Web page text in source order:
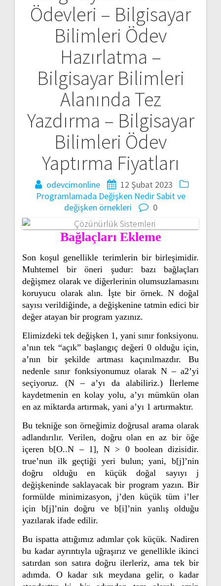
Ödevleri – Bilgisayar
Bilimleri Ödev
Hazırlatma –
Bilgisayar Bilimleri
Alanında Tez
Yazdırma – Bilgisayar
Bilimleri Ödev
Yaptırma Fiyatları
odevcimonline
12 Şubat 2023
Programlamada Değişken NedirSabit ve
değişken örnekleri
0
Bağlaçları Ekleme
Son koşul genellikle terimlerin bir birleşimidir.
Muhtemel bir öneri şudur: bazı bağlaçları
değişmez olarak ve diğerlerinin olumsuzlamasını
koruyucu olarak alın. İşte bir örnek. N doğal
sayısı verildiğinde, a değişkenine tatmin edici bir
değer atayan bir program yazınız.
Elimizdeki tek değişken 1, yani sınır fonksiyonu.
a’nın tek “açık” başlangıç değeri 0 olduğu için,
a’nın bir şekilde artması kaçınılmazdır. Bu
nedenle sınır fonksiyonumuz olarak N – a2’yi
seçiyoruz. (N – a’yı da alabiliriz.) İlerleme
kaydetmenin en kolay yolu, a’yı mümkün olan
en az miktarda artırmak, yani a’yı 1 artırmaktır.
Bu tekniğe son örneğimiz doğrusal arama olarak
adlandırılır. Verilen, doğru olan en az bir öğe
içeren b[O..N – 1], N > 0 boolean dizisidir.
true’nun ilk geçtiği yeri bulun; yani, b[j]’nin
doğru olduğu en küçük doğal sayıyı j
değişkeninde saklayacak bir program yazın. Bir
formülde minimizasyon, j’den küçük tüm i’ler
için b[j]’nin doğru ve b[i]’nin yanlış olduğu
yazılarak ifade edilir.
Bu ispatta attığımız adımlar çok küçük. Nadiren
bu kadar ayrıntıyla uğraşırız ve genellikle ikinci
satırdan son satıra doğru ilerleriz, ama tek bir
adımda. O kadar sık meydana gelir, o kadar